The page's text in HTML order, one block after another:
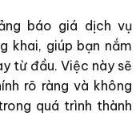
báo giá dịch vụ
khai, giúp bạn nắm
từ đầu. Việc này sẽ
rõ ràng và không
quá trình thành